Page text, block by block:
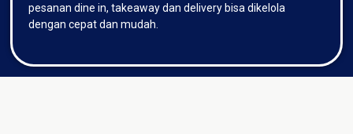
pesanan dine in, takeaway dan delivery bisa dikelola
dengan cepat dan mudah.